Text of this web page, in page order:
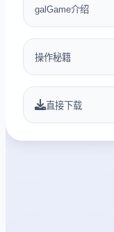
galGame介绍
操作秘籍
直接下载